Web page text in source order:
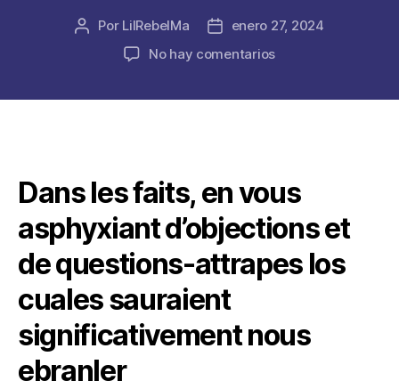
Autor
Por LilRebelMa
Fechaenero 27, 2024
No hay comentariosen
lequel
rendez-
meme
chronophages
Dans les faits, en vous
asphyxiant d’objections et
de questions-attrapes los
cuales sauraient
significativement nous
ebranler